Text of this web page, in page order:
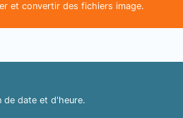
et convertir des fichiers image.
de date et d'heure.